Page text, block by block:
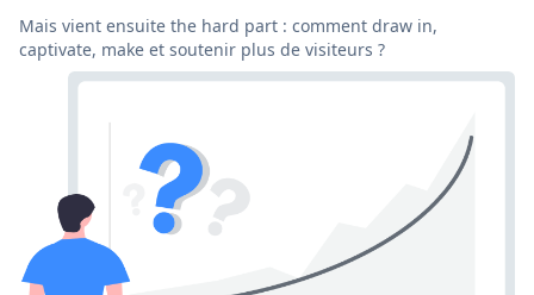
Mais vient ensuite the hard part : comment draw in,
captivate, make et soutenir plus de visiteurs ?